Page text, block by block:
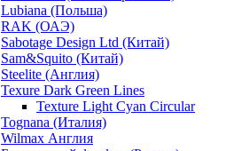
Lubiana (Польша)
RAK (ОАЭ)
Sabotage Design Ltd (Китай)
Sam&Squito (Китай)
Steelite (Англия)
Texure Dark Green Lines
Texture Light Cyan Circular
Tognana (Италия)
Wilmax Англия